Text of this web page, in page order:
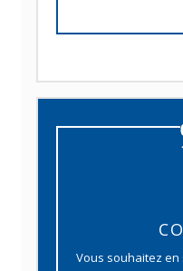
Vous souhaitez